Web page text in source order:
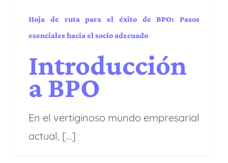
Hoja de ruta para el éxito de BPO: Pasos
esenciales hacia el socio adecuado
Introducción
a BPO
En el vertiginoso mundo empresarial
actual, […]